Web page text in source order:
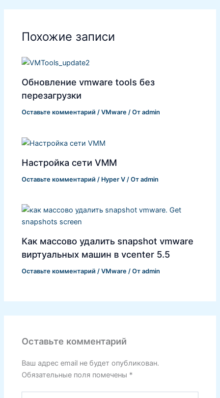
Похожие записи
Обновление vmware tools без
перезагрузки
Оставьте комментарий /VMware / Отadmin
Настройка сети VMM
Оставьте комментарий / Hyper V / Отadmin
Как массово удалить snapshot vmware
виртуальных машин в vcenter 5.5
Оставьте комментарий /VMware / Отadmin
Оставьте комментарий
Ваш адрес email не будет опубликован.
Обязательные поля помечены *